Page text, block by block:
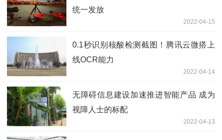
统一发放
2022-04-15
0.1秒识别核酸检测截图！腾讯云微搭上
线OCR能力
2022-04-14
无障碍信息建设加速推进智能产品 成为
视障人士的标配
2022-04-13